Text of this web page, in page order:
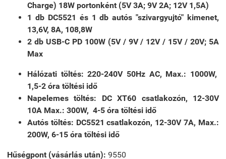
Charge) 18W portonként (5V 3A; 9V 2A; 12V 1,5A)
1 db DC5521 és 1 db autós "szivargyujtó" kimenet,
13,6V, 8A, 108,8W
2 db USB-C PD 100W (5V / 9V / 12V / 15V / 20V; 5A
Max
Hálózati töltés: 220-240V 50Hz AC, Max.: 1000W,
1,5-2 óra töltési idő
Napelemes töltés: DC XT60 csatlakozón, 12-30V
10A Max.: 300W, 4-5 óra töltési idő
Autós töltés: DC5521 csatlakozón, 12-30V 7A, Max.:
200W, 6-15 óra töltési idő
Hűségpont (vásárlás után): 9550